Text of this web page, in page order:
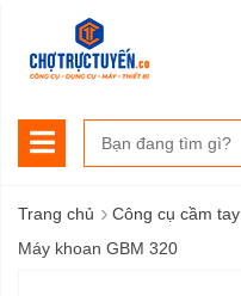
Trang chủ › Công cụ cầm tay
Máy khoan GBM 320